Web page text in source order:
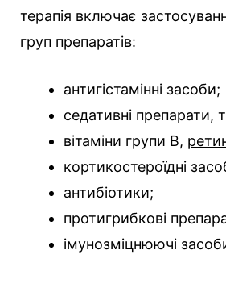
терапія включає
груп препаратів:
антигістамінні засоби;
седативні препарати,
вітаміни групи B,
кортикостероїдні
антибіотики;
протигрибкові
імунозміцнюючі